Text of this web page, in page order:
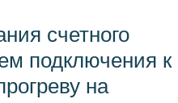
счетного
подключения к
на